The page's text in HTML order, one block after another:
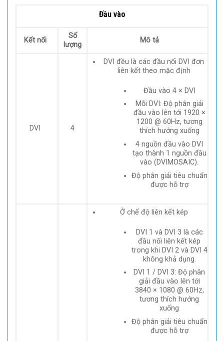
Đầu vào
Kết nối
Số
lượng
Mô tả
DVI 4
DVI đều là các đầu nối DVI đơn
liên kết theo mặc định
Đầu vào 4 × DVI
Mỗi DVI: Độ phân giải
đầu vào lên tới 1920 ×
1200 @ 60Hz, tương
thích hướng xuống
4 nguồn đầu vào DVI
tạo thành 1 nguồn đầu
vào (DVIMOSAIC).
Độ phân giải tiêu chuẩn
được hỗ trợ
Ở chế độ liên kết kép
DVI 1 và DVI 3 là các
đầu nối liên kết kép
trong khi DVI 2 và DVI 4
không khả dụng.
DVI 1 / DVI 3: Độ phân
giải đầu vào lên tới
3840 × 1080 @ 60Hz,
tương thích hướng
xuống
Độ phân giải tiêu chuẩn
được hỗ trợ